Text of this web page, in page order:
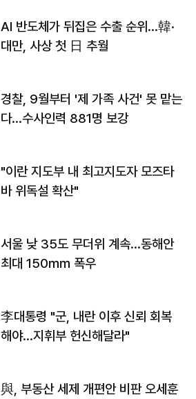
AI 반도체가 뒤집은 수출 순위…韓·
대만, 사상 첫 日 추월
경찰, 9월부터 '제 가족 사건' 못 맡는
다…수사인력 881명 보강
"이란 지도부 내 최고지도자 모즈타
바 위독설 확산"
서울 낮 35도 무더위 계속…동해안
최대 150㎜ 폭우
李대통령 "군, 내란 이후 신뢰 회복
해야…지휘부 헌신해달라"
與, 부동산 세제 개편안 비판 오세훈